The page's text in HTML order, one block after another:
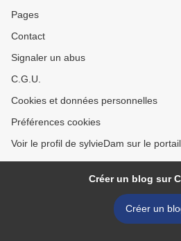
Pages
Contact
Signaler un abus
C.G.U.
Cookies et données personnelles
Préférences cookies
Voir le profil de sylvieDam sur le
Créer un blog sur
Créer un